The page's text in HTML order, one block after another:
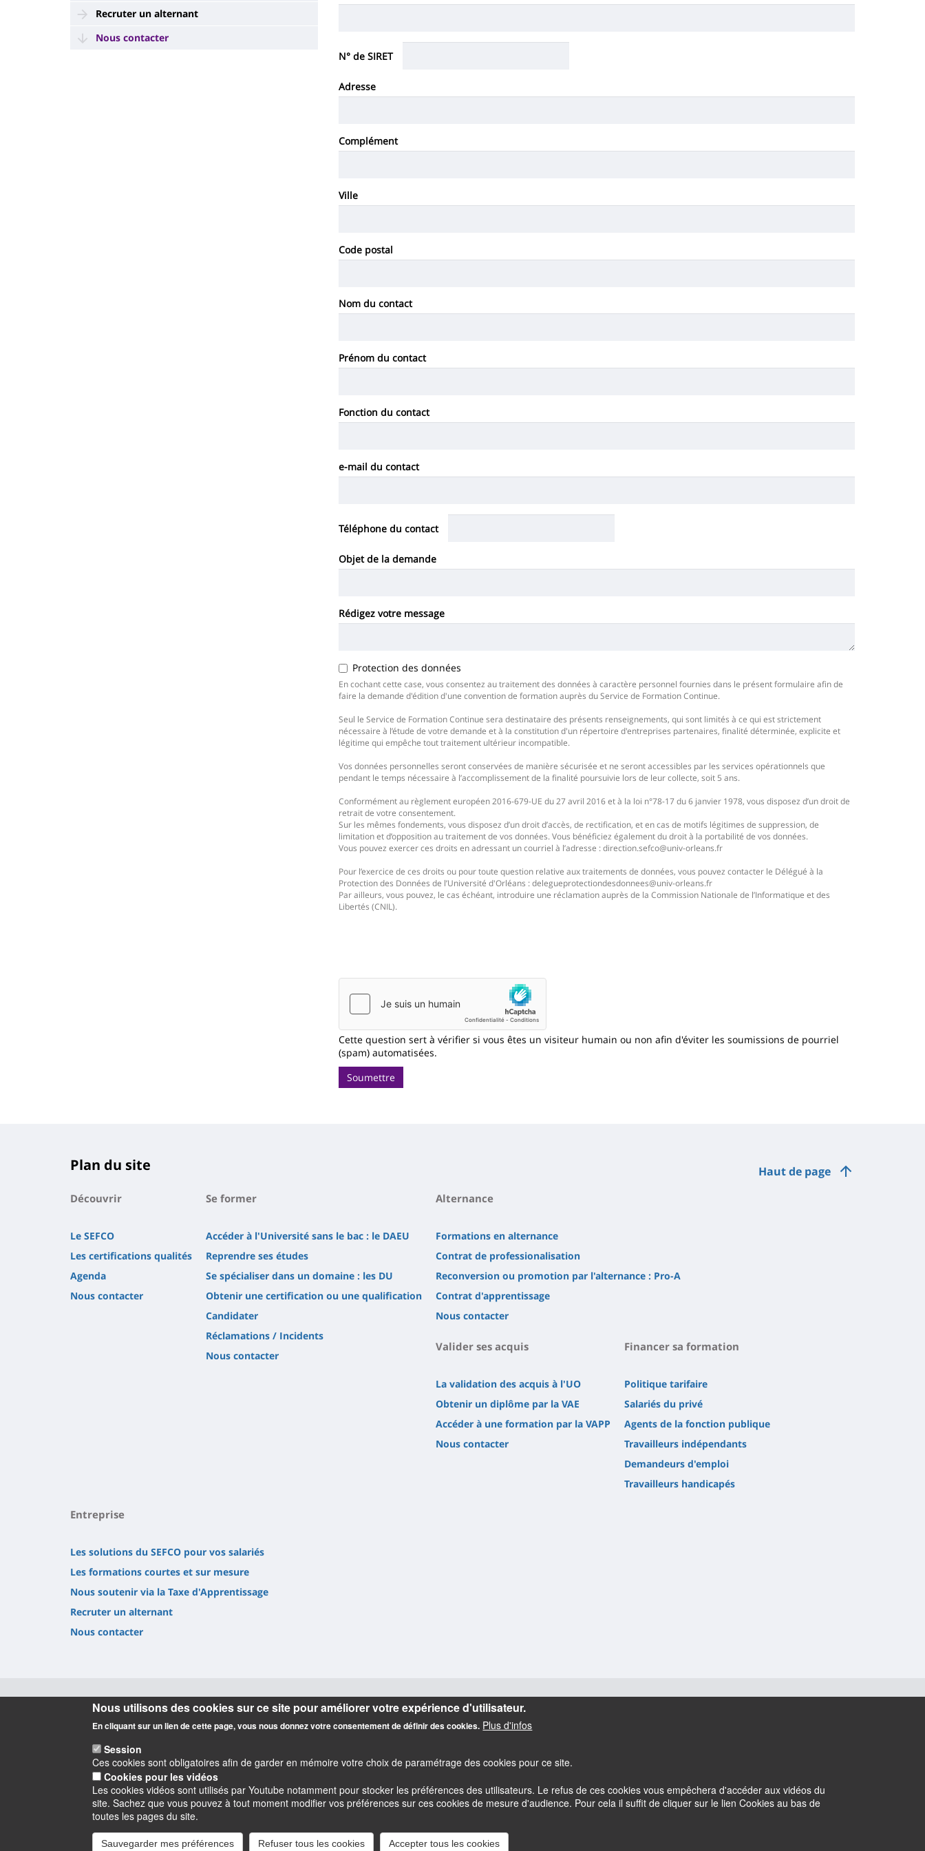
Recruter un alternant
Nous contacter
N° de SIRET
Adresse
Adresse
Complément
Ville
Code postal
Nom du contact
Prénom du contact
Fonction du contact
e-mail du contact
Téléphone du contact
Objet de la demande
Rédigez votre message
Protection des données
En cochant cette case, vous consentez au traitement des données à caractère personnel fournies dans le présent formulaire afin de
faire la demande d'édition d'une convention de formation auprès du Service de Formation Continue.
Seul le Service de Formation Continue sera destinataire des présents renseignements, qui sont limités à ce qui est strictement
nécessaire à l’étude de votre demande et à la constitution d'un répertoire d'entreprises partenaires, finalité déterminée, explicite et
légitime qui empêche tout traitement ultérieur incompatible.
Vos données personnelles seront conservées de manière sécurisée et ne seront accessibles par les services opérationnels que
pendant le temps nécessaire à l’accomplissement de la finalité poursuivie lors de leur collecte, soit 5 ans.
Conformément au règlement européen 2016-679-UE du 27 avril 2016 et à la loi n°78-17 du 6 janvier 1978, vous disposez d’un droit de
retrait de votre consentement.
Sur les mêmes fondements, vous disposez d’un droit d’accès, de rectification, et en cas de motifs légitimes de suppression, de
limitation et d’opposition au traitement de vos données. Vous bénéficiez également du droit à la portabilité de vos données.
Vous pouvez exercer ces droits en adressant un courriel à l’adresse : direction.sefco@univ-orleans.fr
Pour l’exercice de ces droits ou pour toute question relative aux traitements de données, vous pouvez contacter le Délégué à la
Protection des Données de l’Université d'Orléans : delegueprotectiondesdonnees@univ-orleans.fr
Par ailleurs, vous pouvez, le cas échéant, introduire une réclamation auprès de la Commission Nationale de l’Informatique et des
Libertés (CNIL).
Cette question sert à vérifier si vous êtes un visiteur humain ou non afin d'éviter les soumissions de pourriel
(spam) automatisées.
Soumettre
Haut de page
Plan du site
Découvrir
Le SEFCO
Les certifications qualités
Agenda
Nous contacter
Se former
Accéder à l'Université sans le bac : le DAEU
Reprendre ses études
Se spécialiser dans un domaine : les DU
Obtenir une certification ou une qualification
Candidater
Réclamations / Incidents
Nous contacter
Alternance
Formations en alternance
Contrat de professionalisation
Reconversion ou promotion par l'alternance : Pro-A
Contrat d'apprentissage
Nous contacter
Valider ses acquis
La validation des acquis à l'UO
Obtenir un diplôme par la VAE
Accéder à une formation par la VAPP
Nous contacter
Financer sa formation
Politique tarifaire
Salariés du privé
Agents de la fonction publique
Travailleurs indépendants
Demandeurs d'emploi
Travailleurs handicapés
Entreprise
Les solutions du SEFCO pour vos salariés
Les formations courtes et sur mesure
Nous soutenir via la Taxe d'Apprentissage
Recruter un alternant
Nous contacter
Informations
InstagramLinkedInYoutubeTikTokFacebookBluesky Accessibilité : partiellement conforme Cookies
Intranet
Nous utilisons des cookies sur ce site pour améliorer votre expérience d'utilisateur.
En cliquant sur un lien de cette page, vous nous donnez votre consentement de définir des cookies. Plus d'infos
Session
Ces cookies sont obligatoires afin de garder en mémoire votre choix de paramétrage des cookies pour ce site.
Cookies pour les vidéos
Les cookies vidéos sont utilisés par Youtube notamment pour stocker les préférences des utilisateurs. Le refus de ces cookies vous empêchera d'accéder aux vidéos du
site. Sachez que vous pouvez à tout moment modifier vos préférences sur ces cookies de mesure d'audience. Pour cela il suffit de cliquer sur le lien Cookies au bas de
toutes les pages du site.
Sauvegarder mes préférences Refuser tous les cookies Accepter tous les cookies